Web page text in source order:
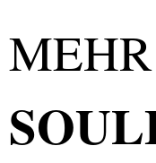
MEHR